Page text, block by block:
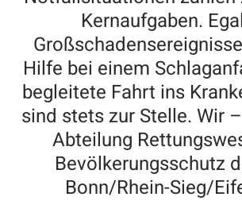
Kernaufgaben.
Hilfe bei einem
begleitete Fahrt ins
sind stets zur Stelle. Wir
Abteilung
Bevölkerungsschutz
Bonn/Rhein-Sieg/